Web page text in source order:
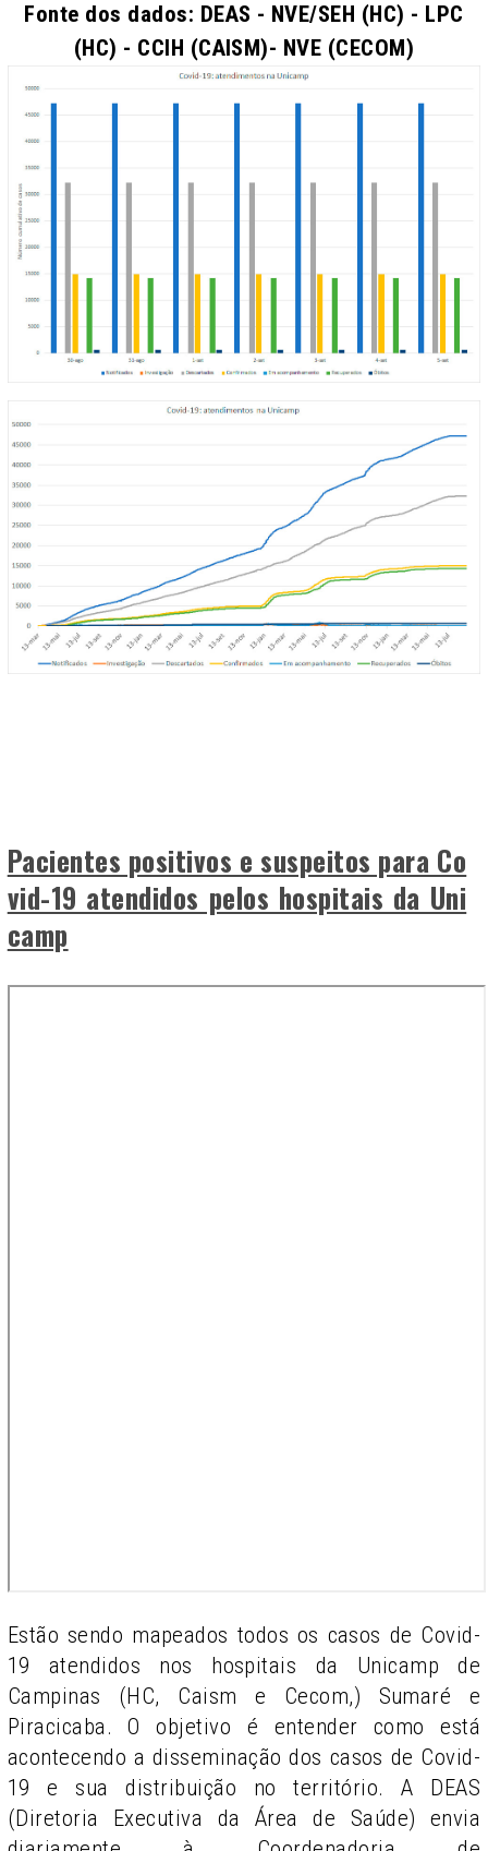
Fonte dos dados: DEAS - NVE/SEH (HC) - LPC
(HC) - CCIH (CAISM)- NVE (CECOM)
Pacientes positivos e suspeitos para Co
vid-19 atendidos pelos hospitais da Uni
camp
Estão sendo mapeados todos os casos de Covid-
19 atendidos nos hospitais da Unicamp de
Campinas (HC, Caism e Cecom,) Sumaré e
Piracicaba. O objetivo é entender como está
acontecendo a disseminação dos casos de Covid-
19 e sua distribuição no território. A DEAS
(Diretoria Executiva da Área de Saúde) envia